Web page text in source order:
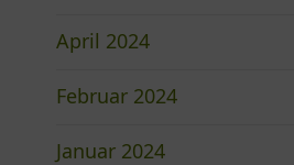
April 2024
Februar 2024
Januar 2024